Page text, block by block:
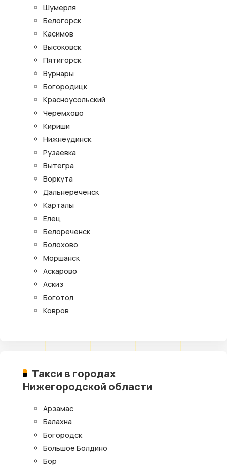
Шумерля
Белогорск
Касимов
Высоковск
Пятигорск
Вурнары
Богородицк
Красноусольский
Черемхово
Кириши
Нижнеудинск
Рузаевка
Вытегра
Воркута
Дальнереченск
Карталы
Елец
Белореченск
Болохово
Моршанск
Аскарово
Аскиз
Боготол
Ковров
Такси в городах
Нижегородской области
Арзамас
Балахна
Богородск
Большое Болдино
Бор